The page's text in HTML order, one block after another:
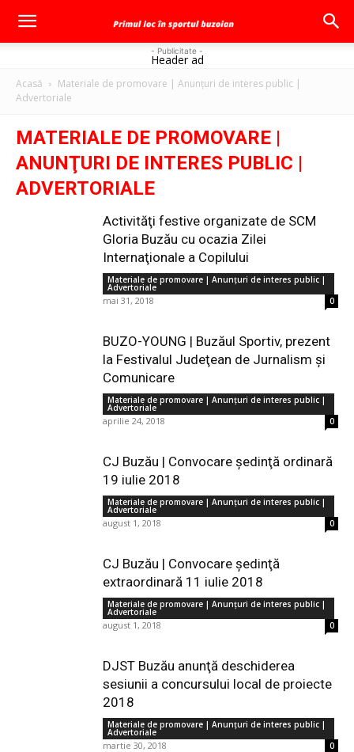
- Publicitate -
Header ad
Acasă
Materiale de promovare | Anunţuri de interes public |
Advertoriale
MATERIALE DE PROMOVARE |
ANUNŢURI DE INTERES PUBLIC |
ADVERTORIALE
Activităţi festive organizate de SCM
Gloria Buzău cu ocazia Zilei
Internaţionale a Copilului
Materiale de promovare | Anunţuri de interes public |
Advertoriale
mai 31, 2018 0
BUZO-YOUNG | Buzăul Sportiv, prezent
la Festivalul Judeţean de Jurnalism şi
Comunicare
Materiale de promovare | Anunţuri de interes public |
Advertoriale
aprilie 24, 2018 0
CJ Buzău | Convocare şedinţă ordinară
19 iulie 2018
Materiale de promovare | Anunţuri de interes public |
Advertoriale
august 1, 2018 0
CJ Buzău | Convocare şedinţă
extraordinară 11 iulie 2018
Materiale de promovare | Anunţuri de interes public |
Advertoriale
august 1, 2018 0
DJST Buzău anunţă deschiderea
sesiunii a concursului local de proiecte
2018
Materiale de promovare | Anunţuri de interes public |
Advertoriale
martie 30, 2018 0